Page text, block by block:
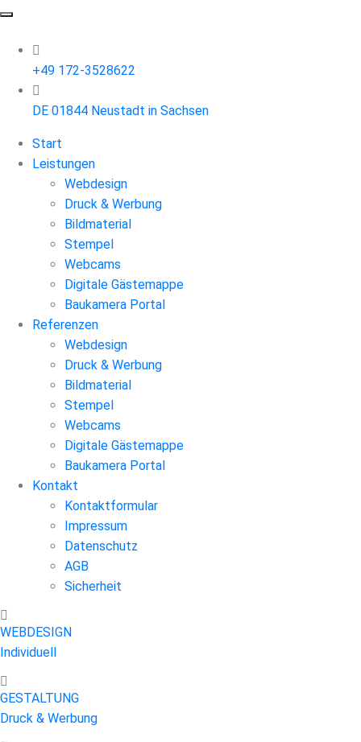
+49 172-3528622
DE 01844 Neustadt in Sachsen
Start
Leistungen
Webdesign
Druck & Werbung
Bildmaterial
Stempel
Webcams
Digitale Gästemappe
Baukamera Portal
Referenzen
Webdesign
Druck & Werbung
Bildmaterial
Stempel
Webcams
Digitale Gästemappe
Baukamera Portal
Kontakt
Kontaktformular
Impressum
Datenschutz
AGB
Sicherheit
WEBDESIGN
Individuell
GESTALTUNG
Druck & Werbung